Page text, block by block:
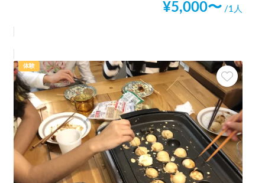
¥5,000〜 /1人
体験